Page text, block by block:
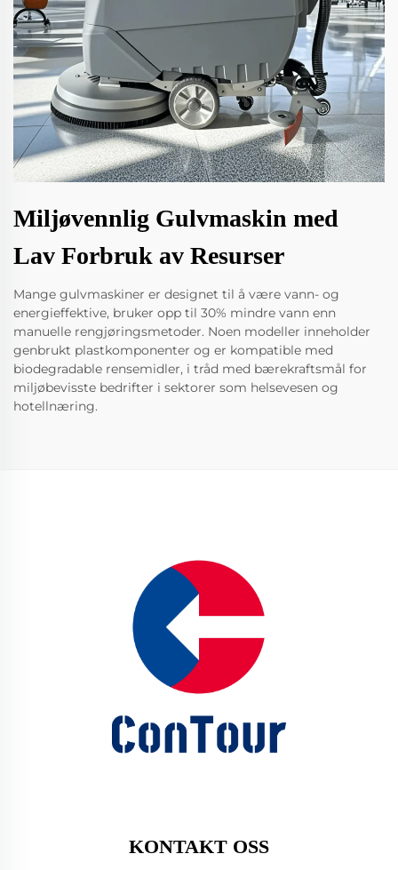
Miljøvennlig Gulvmaskin med
Lav Forbruk av Resurser
Mange gulvmaskiner er designet til å være vann- og
energieffektive, bruker opp til 30% mindre vann enn
manuelle rengjøringsmetoder. Noen modeller inneholder
genbrukt plastkomponenter og er kompatible med
biodegradable rensemidler, i tråd med bærekraftsmål for
miljøbevisste bedrifter i sektorer som helsevesen og
hotellnæring.
KONTAKT OSS